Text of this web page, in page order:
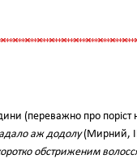
(переважно про поріст
аж додолу(Мирний,
обстриженим